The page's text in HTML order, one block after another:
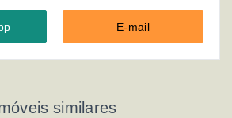
E-mail
similares